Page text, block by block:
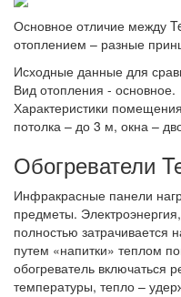
Основное отличие между
отоплением – разные
Исходные данные для
Вид отопления - основное.
Характеристики
потолка – до 3 м, окна –
Обогреватели
Инфракрасные панели
предметы.
полностью
путем «напитки» теплом
обогреватель включаться
температуры, тепло –